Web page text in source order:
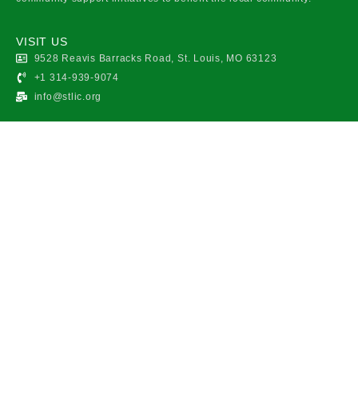
VISIT US
9528 Reavis Barracks Road, St. Louis, MO 63123
+1 314-939-9074
info@stlic.org